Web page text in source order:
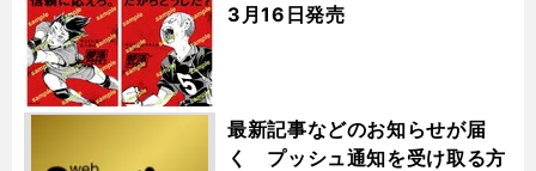
3月16日発売
最新記事などのお知らせが届
く プッシュ通知を受け取る方